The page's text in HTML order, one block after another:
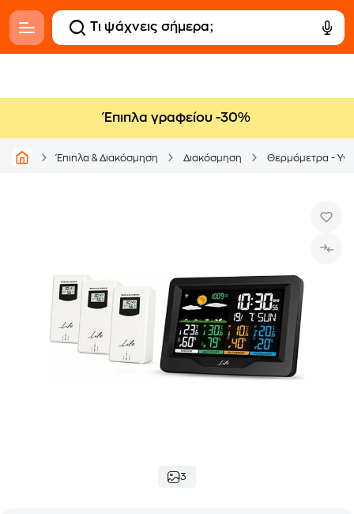
Έπιπλα γραφείου -30%
Έπιπλα & Διακόσμηση Διακόσμηση Θερμόμετρα -
3